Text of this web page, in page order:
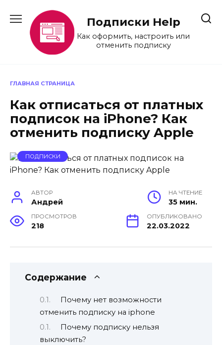
содержанию
Подписки Help
Как оформить, настроить или
отменить подписку
ГЛАВНАЯ СТРАНИЦА
Как отписаться от платных
подписок на iPhone? Как
отменить подписку Apple
ПОДПИСКИ
АВТОР
Андрей
НА ЧТЕНИЕ
35 мин.
ПРОСМОТРОВ
218
ОПУБЛИКОВАНО
22.03.2022
Содержание
Почему нет возможности
отменить подписку на iphone
Почему подписку нельзя
выключить?